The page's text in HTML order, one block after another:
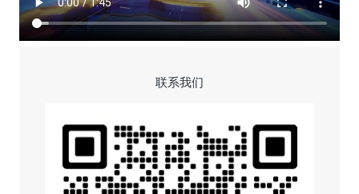
联系我们